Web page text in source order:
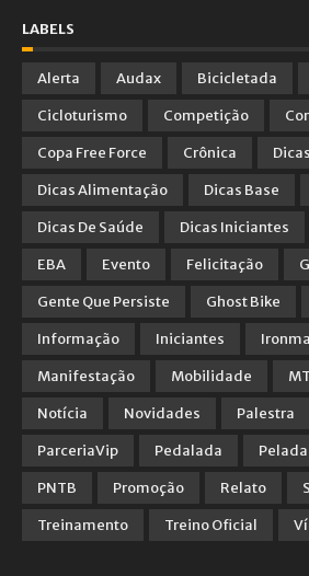
LABELS
Alerta Audax Bicicletada
Cicloturismo
Competição
Copa Free Force
Crônica
Dicas
Dicas Alimentação
Dicas Base
Dicas De Saúde
Dicas Iniciantes
EBA
Evento Felicitação
Gente Que Persiste
Ghost Bike
Informação
Iniciantes
Manifestação
Mobilidade
Notícia
Novidades Palestra
ParceriaVip
Pedalada
PNTB
Promoção Relato
Treinamento
Treino Oficial